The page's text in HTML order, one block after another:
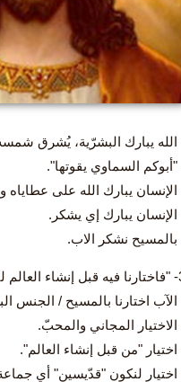
الله يبارك البشرّية، يُشرق
"أبوكم السماوي يقوتها".
الإنسان يبارك الله على عطاياه
الإنسان يبارك إي يشكر.
بالمسيح نشكر الاب.
لوم في المحبّة":
الآب اختارنا بالمسيح / الجنس
الاختيار المجاني والمحبّ.
"من قبل إنشاء العالم".
اختيار لنكون "قدّيسين" أي